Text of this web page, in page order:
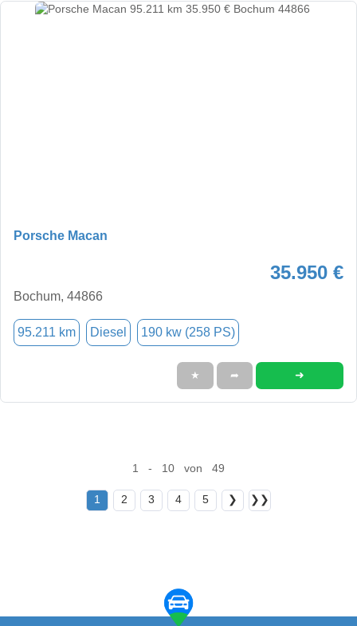
Porsche Macan
35.950 €
Bochum, 44866
95.211 km Diesel 190 kw (258 PS)
★ ➦ ➜
1 - 10 von 49
1 2 3 4 5 ❯ ❯❯